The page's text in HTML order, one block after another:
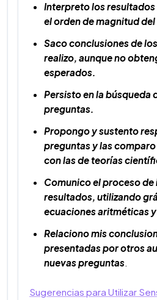
Interpreto los
el orden de magnitud
Saco conclusiones de
realizo, aunque no
esperados.
Persisto en la búsqueda
preguntas.
Propongo y sustento
preguntas y las
con las de teorías
Comunico el proceso
resultados, utilizando
ecuaciones aritméticas
Relaciono mis
presentadas por otros
nuevas preguntas.
Sugerencias para Utilizar